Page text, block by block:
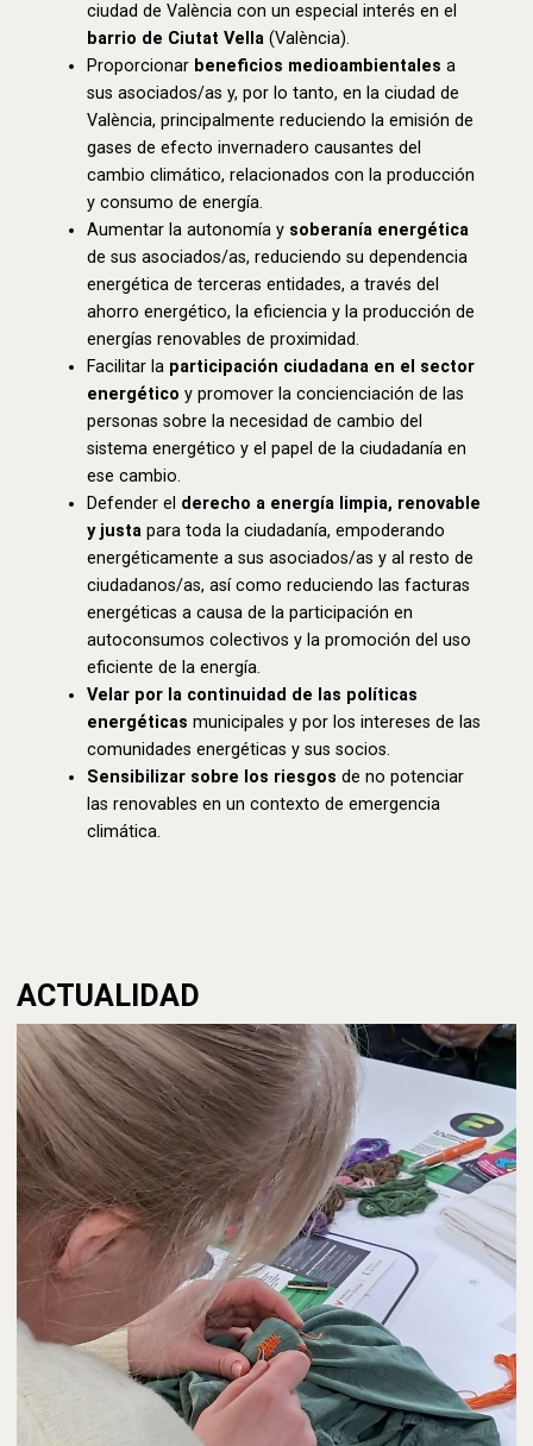
ciudad de València con un especial interés en el
barrio de Ciutat Vella (València).
Proporcionar beneficios medioambientales a
sus asociados/as y, por lo tanto, en la ciudad de
València, principalmente reduciendo la emisión de
gases de efecto invernadero causantes del
cambio climático, relacionados con la producción
y consumo de energía.
Aumentar la autonomía y soberanía energética
de sus asociados/as, reduciendo su dependencia
energética de terceras entidades, a través del
ahorro energético, la eficiencia y la producción de
energías renovables de proximidad.
Facilitar la participación ciudadana en el sector
energético y promover la concienciación de las
personas sobre la necesidad de cambio del
sistema energético y el papel de la ciudadanía en
ese cambio.
Defender el derecho a energía limpia, renovable
y justa para toda la ciudadanía, empoderando
energéticamente a sus asociados/as y al resto de
ciudadanos/as, así como reduciendo las facturas
energéticas a causa de la participación en
autoconsumos colectivos y la promoción del uso
eficiente de la energía.
Velar por la continuidad de las políticas
energéticas municipales y por los intereses de las
comunidades energéticas y sus socios.
Sensibilizar sobre los riesgos de no potenciar
las renovables en un contexto de emergencia
climática.
ACTUALIDAD